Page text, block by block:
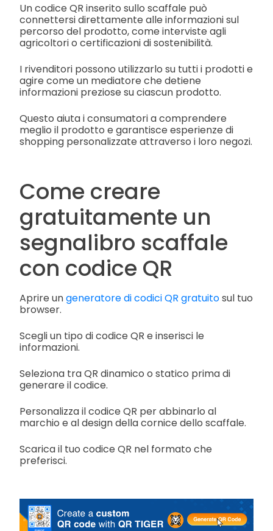
Un codice QR inserito sullo scaffale può
connettersi direttamente alle informazioni sul
percorso del prodotto, come interviste agli
agricoltori o certificazioni di sostenibilità.
I rivenditori possono utilizzarlo su tutti i prodotti e
agire come un mediatore che detiene
informazioni preziose su ciascun prodotto.
Questo aiuta i consumatori a comprendere
meglio il prodotto e garantisce esperienze di
shopping personalizzate attraverso i loro negozi.
Come creare
gratuitamente un
segnalibro scaffale
con codice QR
Aprire ungeneratore di codici QR gratuitosul tuo
browser.
Scegli un tipo di codice QR e inserisci le
informazioni.
Seleziona tra QR dinamico o statico prima di
generare il codice.
Personalizza il codice QR per abbinarlo al
marchio e al design della cornice dello scaffale.
Scarica il tuo codice QR nel formato che
preferisci.